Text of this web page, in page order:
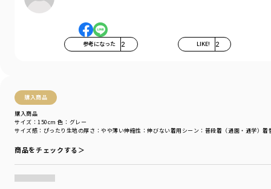
参考になった 2 LIKE! 2
購入商品
購入商品
サイズ感 ：ぴったり 生地の厚さ ：やや薄い伸縮性 ：伸びない着用シーン ：普段着（通園・通学）着
サイズ：150cm 色：グレー
商品をチェックする＞